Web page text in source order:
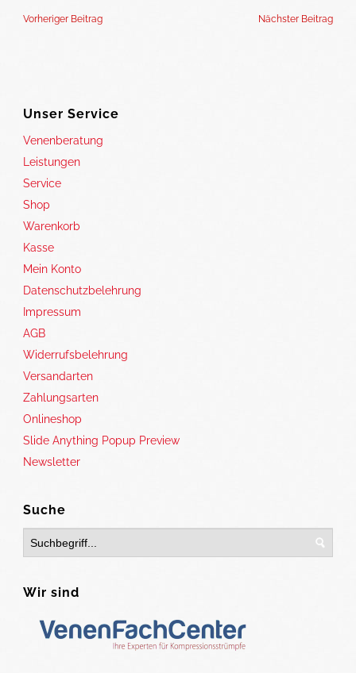
Vorheriger Beitrag Nächster Beitrag
Unser Service
Venenberatung
Leistungen
Service
Shop
Warenkorb
Kasse
Mein Konto
Datenschutzbelehrung
Impressum
AGB
Widerrufsbelehrung
Versandarten
Zahlungsarten
Onlineshop
Slide Anything Popup Preview
Newsletter
Suche
Wir sind